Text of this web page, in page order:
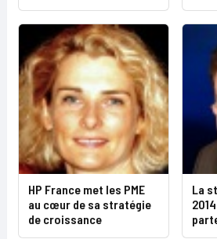
HP France met les PME
au cœur de sa stratégie
de croissance
La